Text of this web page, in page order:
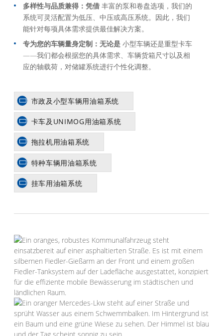
多样性与品质兼得：凭借丰富的泵和卷盘选项，我们的
系统可灵活配置为低压、中压或高压系统。因此，我们
能针对每项具体需求提供最佳解决方案。
专为您的车辆量身定制：无论是小型车辆还是重型卡车
——我们都会根据您的具体需求、车辆货箱尺寸以及相
应的轴载荷，对储罐系统进行个性化调整。
市政及小型车辆用油箱系统
卡车及UNIMOG用油箱系统
拖拉机用油箱系统
特种车辆用油箱系统
挂车用油箱系统